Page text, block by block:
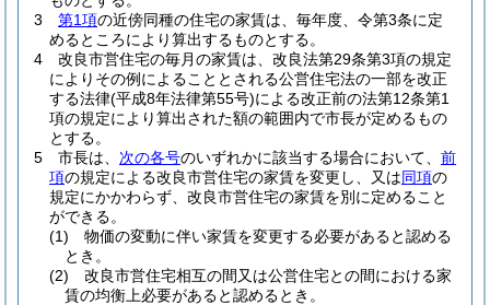
3
第1項の近傍同種の住宅の家賃は、毎年度、令第3条に定
めるところにより算出するものとする。
4
改良市営住宅の毎月の家賃は、改良法第29条第3項の規定
によりその例によることとされる公営住宅法の一部を改正
する法律(平成8年法律第55号)による改正前の法第12条第1
項の規定により算出された額の範囲内で市長が定めるもの
とする。
5
市長は、 次の各号のいずれかに該当する場合において、 前
項の規定による改良市営住宅の家賃を変更し、又は同項の
規定にかかわらず、改良市営住宅の家賃を別に定めること
ができる。
(1)
物価の変動に伴い家賃を変更する必要があると認める
とき。
(2)
改良市営住宅相互の間又は公営住宅との間における家
賃の均衡上必要があると認めるとき。